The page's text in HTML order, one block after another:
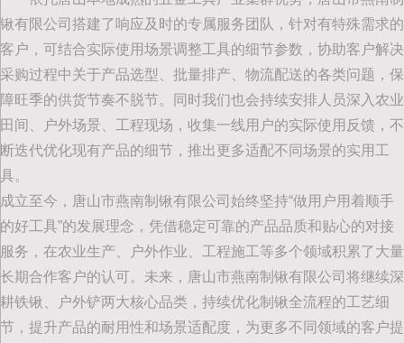
锹有限公司搭建了响应及时的专属服务团队，针对有特殊需求的
客户，可结合实际使用场景调整工具的细节参数，协助客户解决
采购过程中关于产品选型、批量排产、物流配送的各类问题，保
障旺季的供货节奏不脱节。同时我们也会持续安排人员深入农业
田间、户外场景、工程现场，收集一线用户的实际使用反馈，不
断迭代优化现有产品的细节，推出更多适配不同场景的实用工
具。
成立至今，唐山市燕南制锹有限公司始终坚持“做用户用着顺手
的好工具”的发展理念，凭借稳定可靠的产品品质和贴心的对接
服务，在农业生产、户外作业、工程施工等多个领域积累了大量
长期合作客户的认可。未来，唐山市燕南制锹有限公司将继续深
耕铁锹、户外铲两大核心品类，持续优化制锹全流程的工艺细
节，提升产品的耐用性和场景适配度，为更多不同领域的客户提